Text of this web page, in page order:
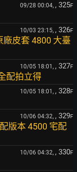
09/28 00:04, , 325F
10/03 23:15, , 326F
廠皮套 4800 大臺
10/05 18:01, , 327F
配拍立得
10/05 18:01, , 328F
10/06 04:32, , 329F
版本 4500 宅配
10/06 04:32, , 330F